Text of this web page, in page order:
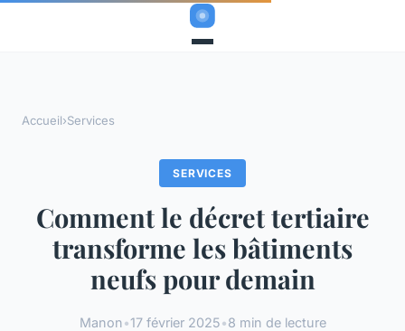
Accueil›Services
SERVICES
Comment le décret tertiaire
transforme les bâtiments
neufs pour demain
Manon•17 février 2025•8 min de lecture